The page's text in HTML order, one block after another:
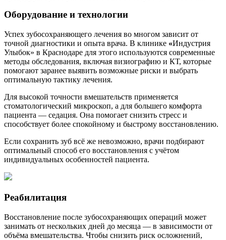
Оборудование и технологии
Успех зубосохраняющего лечения во многом зависит от
точной диагностики и опыта врача. В клинике «Индустрия
Улыбок» в Краснодаре для этого используются современные
методы обследования, включая визиографию и КТ, которые
помогают заранее выявить возможные риски и выбрать
оптимальную тактику лечения.
Для высокой точности вмешательств применяется
стоматологический микроскоп, а для большего комфорта
пациента — седация. Она помогает снизить стресс и
способствует более спокойному и быстрому восстановлению.
Если сохранить зуб всё же невозможно, врачи подбирают
оптимальный способ его восстановления с учётом
индивидуальных особенностей пациента.
Реабилитация
Восстановление после зубосохраняющих операций может
занимать от нескольких дней до месяца — в зависимости от
объёма вмешательства. Чтобы снизить риск осложнений,